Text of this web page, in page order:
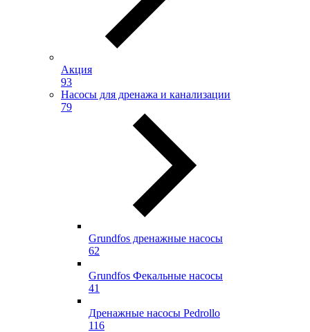
Акция
93
Насосы для дренажа и канализации
79
Grundfos дренажные насосы
62
Grundfos Фекальные насосы
41
Дренажные насосы Pedrollo
116